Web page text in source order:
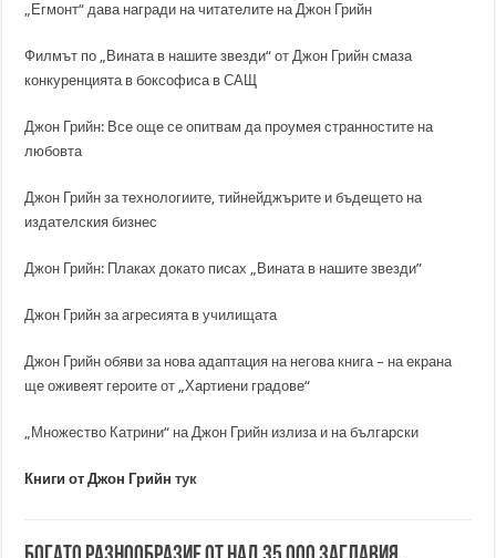
„Егмонт“ дава награди на читателите на Джон Грийн
Филмът по „Вината в нашите звезди“ от Джон Грийн смаза
конкуренцията в боксофиса в САЩ
Джон Грийн: Все още се опитвам да проумея странностите на
любовта
Джон Грийн за технологиите, тийнейджърите и бъдещето на
издателския бизнес
Джон Грийн: Плаках докато писах „Вината в нашите звезди”
Джон Грийн за агресията в училищата
Джон Грийн обяви за нова адаптация на негова книга – на екрана
ще оживеят героите от „Хартиени градове“
„Множество Катрини“ на Джон Грийн излиза и на български
Книги от Джон Грийнтук